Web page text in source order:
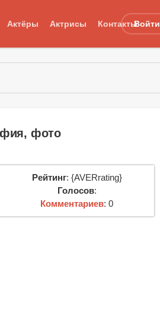
Актёры Актрисы КонтактыВойти
фото
Рейтинг: {AVERrating}
Голосов:
Комментариев: 0